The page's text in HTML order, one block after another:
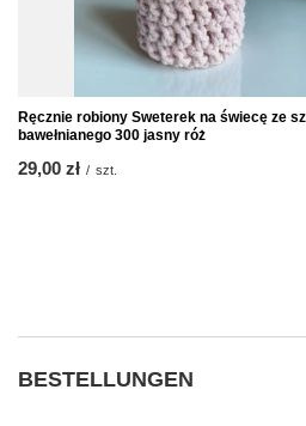
Ręcznie robiony Sweterek na świecę ze
bawełnianego 300 jasny róż
29,00 zł / szt.
BESTELLUNGEN